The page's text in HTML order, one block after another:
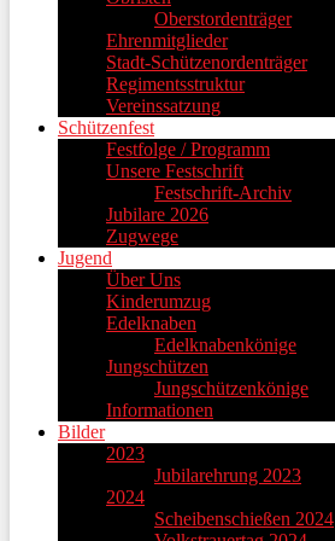
Oberstordenträger
Ehrenmitglieder
Stadt-Schützenordenträger
Regimentsstruktur
Vereinssatzung
Schützenfest
Festfolge / Programm
Unsere Festschrift
Festschrift-Archiv
Jubilare 2026
Zugwege
Jugend
Über Uns
Kinderumzug
Edelknaben
Edelknabenkönige
Jungschützen
Jungschützenkönige
Informationen
Bilder
2023
Jubilarehrung 2023
2024
Scheibenschießen 2024